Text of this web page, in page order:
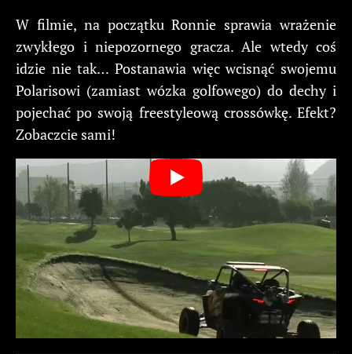
W filmie, na początku Ronnie sprawia wrażenie
zwykłego i niepozornego gracza. Ale wtedy coś
idzie nie tak… Postanawia więc wcisnąć swojemu
Polarisowi (zamiast wózka golfowego) do dechy i
pojechać po swoją freestyleową crossówkę. Efekt?
Zobaczcie sami!